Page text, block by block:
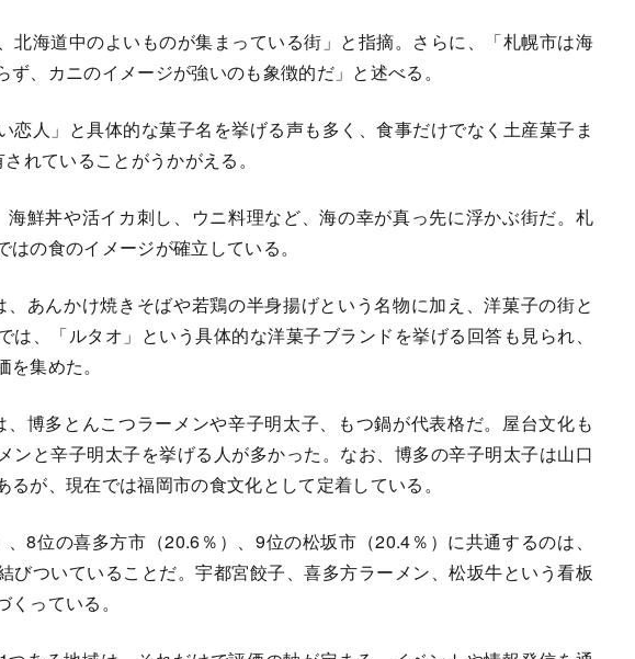
北海道中のよいものが集まっている街」と指摘。さらに、「札幌市は海
、カニのイメージが強いのも象徴的だ」と述べる。
恋人」と具体的な菓子名を挙げる声も多く、食事だけでなく土産菓子ま
れていることがうかがえる。
鮮丼や活イカ刺し、ウニ料理など、海の幸が真っ先に浮かぶ街だ。札
の食のイメージが確立している。
あんかけ焼きそばや若鶏の半身揚げという名物に加え、洋菓子の街と
は、「ルタオ」という具体的な洋菓子ブランドを挙げる回答も見られ、
集めた。
博多とんこつラーメンや辛子明太子、もつ鍋が代表格だ。屋台文化も
ンと辛子明太子を挙げる人が多かった。なお、博多の辛子明太子は山口
が、現在では福岡市の食文化として定着している。
8位の喜多方市（20.6％）、9位の松坂市（20.4％）に共通するのは、
びついていることだ。宇都宮餃子、喜多方ラーメン、松坂牛という看板
っている。